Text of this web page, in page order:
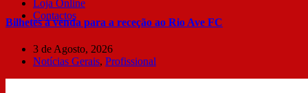
Loja Online
Contactos
Bilhetes à venda para a receção ao Rio Ave FC
3 de Agosto, 2026
Notícias Gerais, Profissional